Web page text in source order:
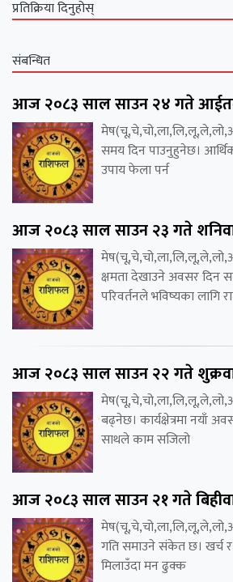
प्रतिक्रिया दिनुहोस्
संबन्धित
आज २०८३ साल साउन २४ गते
समय दिन पाउनुहुनेछ।
उपाय फेला पर्न
आज २०८३ साल साउन २३ गते
क्षमता देखाउने अवसर दिन
परिवर्तनले भविष्यका लागि
आज २०८३ साल साउन २२ गते
बढ्नेछ। कार्यक्षेत्रमा नयाँ
साथले काम सजिलो
आज २०८३ साल साउन २१ गते
गति समाउने संकेत छ। खर्च
मिलाउँदा मन ढुक्क